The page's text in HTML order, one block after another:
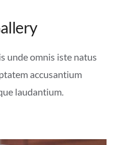
unde omnis iste natus
accusantium
laudantium.